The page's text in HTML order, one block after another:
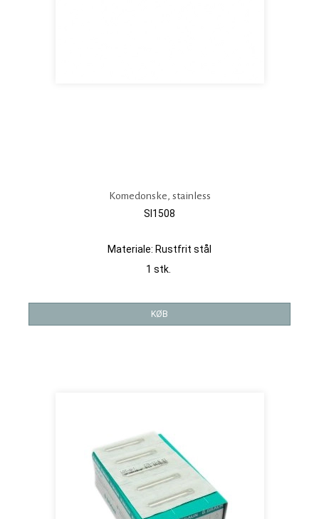
Komedonske, stainless
SI1508
Materiale: Rustfrit stål
1 stk.
KØB